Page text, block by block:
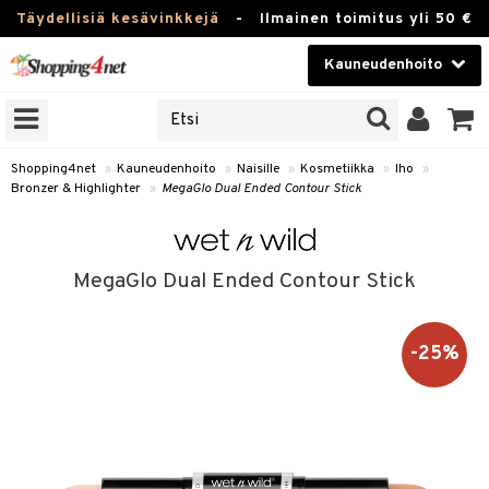
Täydellisiä kesävinkkejä - Ilmainen toimitus yli 50 €
Kauneudenhoito
Kauneudenhoito
Piilolinssit
Kampanjat
Shopping4net » Kauneudenhoito » Naisille » Kosmetiikka » Iho
»
Bronzer & Highlighter » MegaGlo Dual Ended Contour Stick
MegaGlo Dual Ended Contour Stick
-25%
tuotteet